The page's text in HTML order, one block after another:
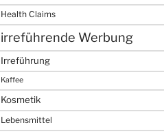
Health Claims
irreführende Werbung
Irreführung
Kaffee
Kosmetik
Lebensmittel